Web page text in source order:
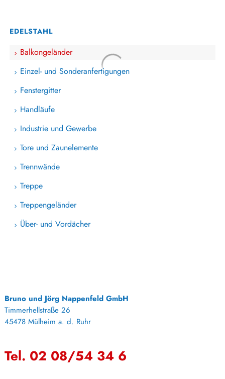
EDELSTAHL
Balkongeländer
Einzel- und Sonderanfertigungen
Fenstergitter
Handläufe
Industrie und Gewerbe
Tore und Zaunelemente
Trennwände
Treppe
Treppengeländer
Über- und Vordächer
Bruno und Jörg Nappenfeld GmbH
Timmerhellstraße 26
45478 Mülheim a. d. Ruhr
Tel. 02 08/54 34 6